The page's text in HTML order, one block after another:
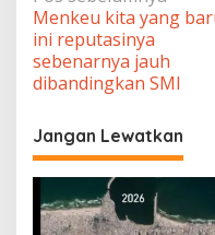
pos
Menkeu kita yang
ini reputasinya
sebenarnya jauh
dibandingkan SMI
Jangan Lewatkan